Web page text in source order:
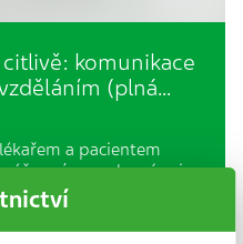
komunikace
(plná…
a pacientem
míru spolupráce i
se zabývá možnostmi…